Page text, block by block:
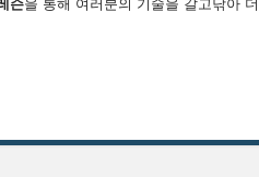
슨을 통해 여러분의 기술을 갈고닦아